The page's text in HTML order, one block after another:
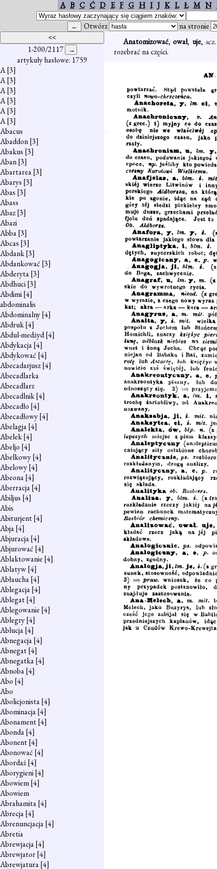
A B C Ć D E F G H I J K L Ł M N
Otwórz na stronie
1-200/2117
artykuły hasłowe: 1759
A[3]
A[3]
A[3]
A[3]
A[3]
A[3]
Abacus
Abaddon[3]
Abakus [3]
Aban[3]
Abartarea[3]
Abarys [3]
Abas [3]
Abass
Abaz[3]
Abazi
Abba[3]
Abcas [3]
Abdank[3]
Abdankować [3]
Abderyta[3]
Abdhuci[3]
Abdimi[4]
abdominalis
Abdominalny[4]
Abdruk[4]
Abdul-medżyd[4]
Abdykacja[4]
Abdykować [4]
Abecadarjusz[4]
Abecadlarka
Abecadlarz
Abecadlnik[4]
Abecadło [4]
Abecadłowy[4]
Abelagja[4]
Abelek[4]
Abeljo [4]
Abelkowy[4]
Abelowy[4]
Abeona[4]
Aberracja[4]
Abiljus [4]
Abis
Abiturjent[4]
Abja[4]
Abjuracja[4]
Abjurować [4]
Ablaktowanie [4]
Ablatyw[4]
Abłaucha[4]
Ablegacja[4]
Ablegat[4]
Ablegowanie [4]
Ablegry[4]
Ablucja[4]
Abnegacja[4]
Abnegat[4]
Abnegatka[4]
Abnoba[4]
Abo [4]
Abo
Abolicjonista[4]
Abominacja[4]
Abonament[4]
Abonda[4]
Abonent[4]
Abonować [4]
Abordaż[4]
Aborygieni[4]
Abowiem[4]
Abowiem
Abrahamita[4]
Abrecja[4]
Abrenuncjacja[4]
Abretia
Abrewjacja[4]
Abrewjator[4]
Abrewjatura[4]
Anatomizować,ował, uje,
rozebrać na części.